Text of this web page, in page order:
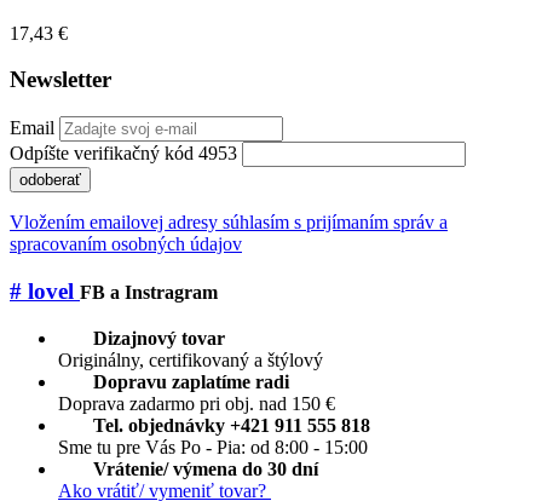
17,43 €
Newsletter
Email
Odpíšte verifikačný kód 4953
odoberať
Vložením emailovej adresy súhlasím s prijímaním správ a
spracovaním osobných údajov
# lovel FB a Instragram
Dizajnový tovar
Originálny, certifikovaný a štýlový
Dopravu zaplatíme radi
Doprava zadarmo pri obj. nad 150 €
Tel. objednávky +421 911 555 818
Sme tu pre Vás Po - Pia: od 8:00 - 15:00
Vrátenie/ výmena do 30 dní
Ako vrátiť/ vymeniť tovar?